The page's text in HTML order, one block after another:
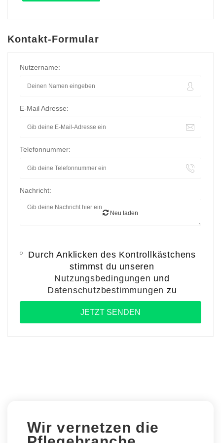
Kontakt-Formular
Nutzername:
E-Mail Adresse:
Telefonnummer:
Nachricht:
Neu laden
Durch Anklicken des Kontrollkästchens
stimmst du unseren
Nutzungsbedingungen und
Datenschutzbestimmungen zu
Wir vernetzen die